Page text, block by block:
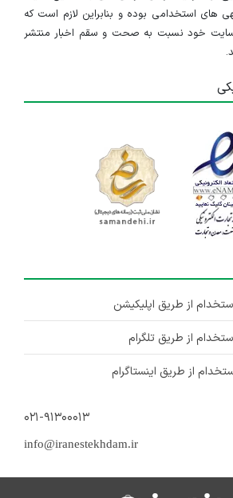
های استخدامی بوده و بنابراین لازم است که
سایت خود نسبت به صحت و سقم اخبار منتشر
از طریق اپلیکیشن
از طریق تلگرام
از طریق اینستاگرام
۰۲۱-۹۱۳۰۰۰۱۳
info@iranestekhdam.ir